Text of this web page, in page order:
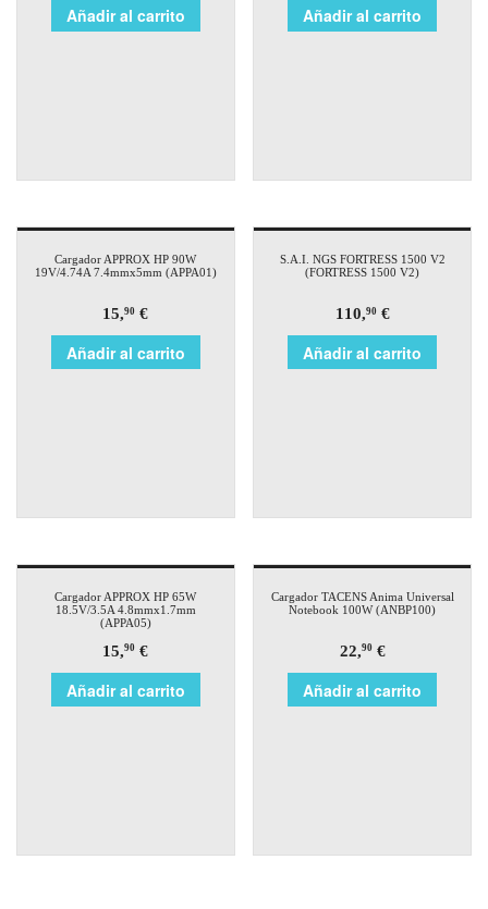
Añadir al carrito Añadir al carrito
Cargador APPROX HP 90W
19V/4.74A 7.4mmx5mm (APPA01)
15,90 €
Añadir al carrito
S.A.I. NGS FORTRESS 1500 V2
(FORTRESS 1500 V2)
110,90€
Añadir al carrito
Cargador APPROX HP 65W
18.5V/3.5A 4.8mmx1.7mm
(APPA05)
15,90 €
Añadir al carrito
Cargador TACENS Anima Universal
Notebook 100W (ANBP100)
22,90€
Añadir al carrito